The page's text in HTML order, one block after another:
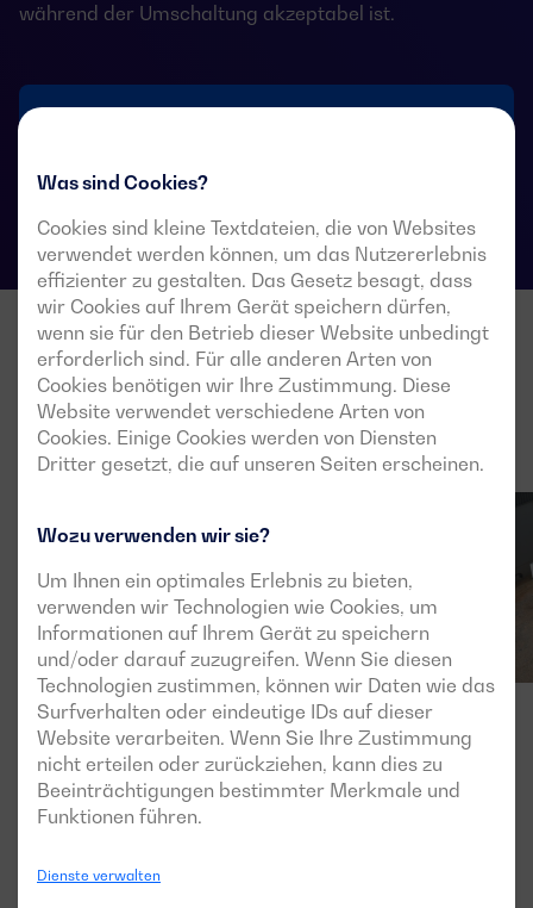
Was sind Cookies?
Cookies sind kleine Textdateien, die von Websites
verwendet werden können, um das Nutzererlebnis
effizienter zu gestalten. Das Gesetz besagt, dass
wir Cookies auf Ihrem Gerät speichern dürfen,
wenn sie für den Betrieb dieser Website unbedingt
erforderlich sind. Für alle anderen Arten von
Cookies benötigen wir Ihre Zustimmung. Diese
Website verwendet verschiedene Arten von
Cookies. Einige Cookies werden von Diensten
Dritter gesetzt, die auf unseren Seiten erscheinen.
Wozu verwenden wir sie?
Um Ihnen ein optimales Erlebnis zu bieten,
verwenden wir Technologien wie Cookies, um
Informationen auf Ihrem Gerät zu speichern
und/oder darauf zuzugreifen. Wenn Sie diesen
Technologien zustimmen, können wir Daten wie das
Surfverhalten oder eindeutige IDs auf dieser
Website verarbeiten. Wenn Sie Ihre Zustimmung
nicht erteilen oder zurückziehen, kann dies zu
Beeinträchtigungen bestimmter Merkmale und
Funktionen führen.
Dienste verwalten
während der Umschaltung akzeptabel ist.